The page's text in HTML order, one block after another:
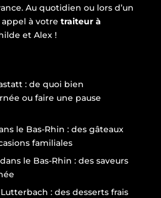
Au quotidien ou lors d’un
à votre traiteur à
et Alex !
: de quoi bien
ou faire une pause
le Bas-Rhin : des gâteaux
familiales
le Bas-Rhin : des saveurs
: des desserts frais